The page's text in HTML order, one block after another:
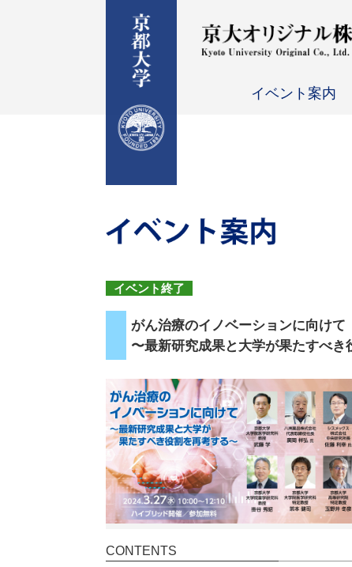
イベント案内
イベント終了
がん治療のイノベーションに向けて
〜最新研究成果と大学が果たすべき
CONTENTS